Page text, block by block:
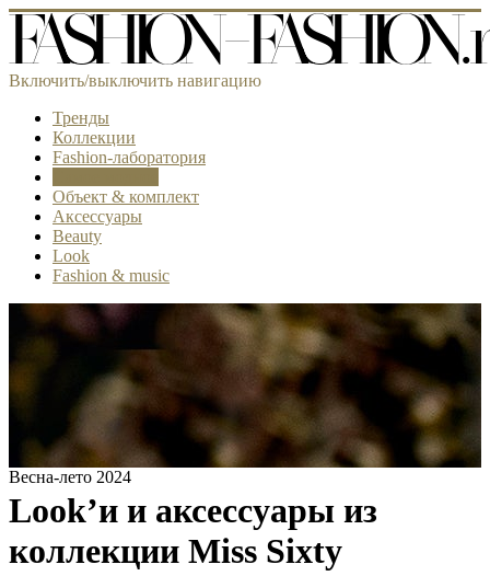
Включить/выключить навигацию
Тренды
Коллекции
Fashion-лаборатория
Объект & комплект
Аксессуары
Beauty
Look
Fashion & music
Весна-лето 2024
Look’и и аксессуары из
коллекции Miss Sixty